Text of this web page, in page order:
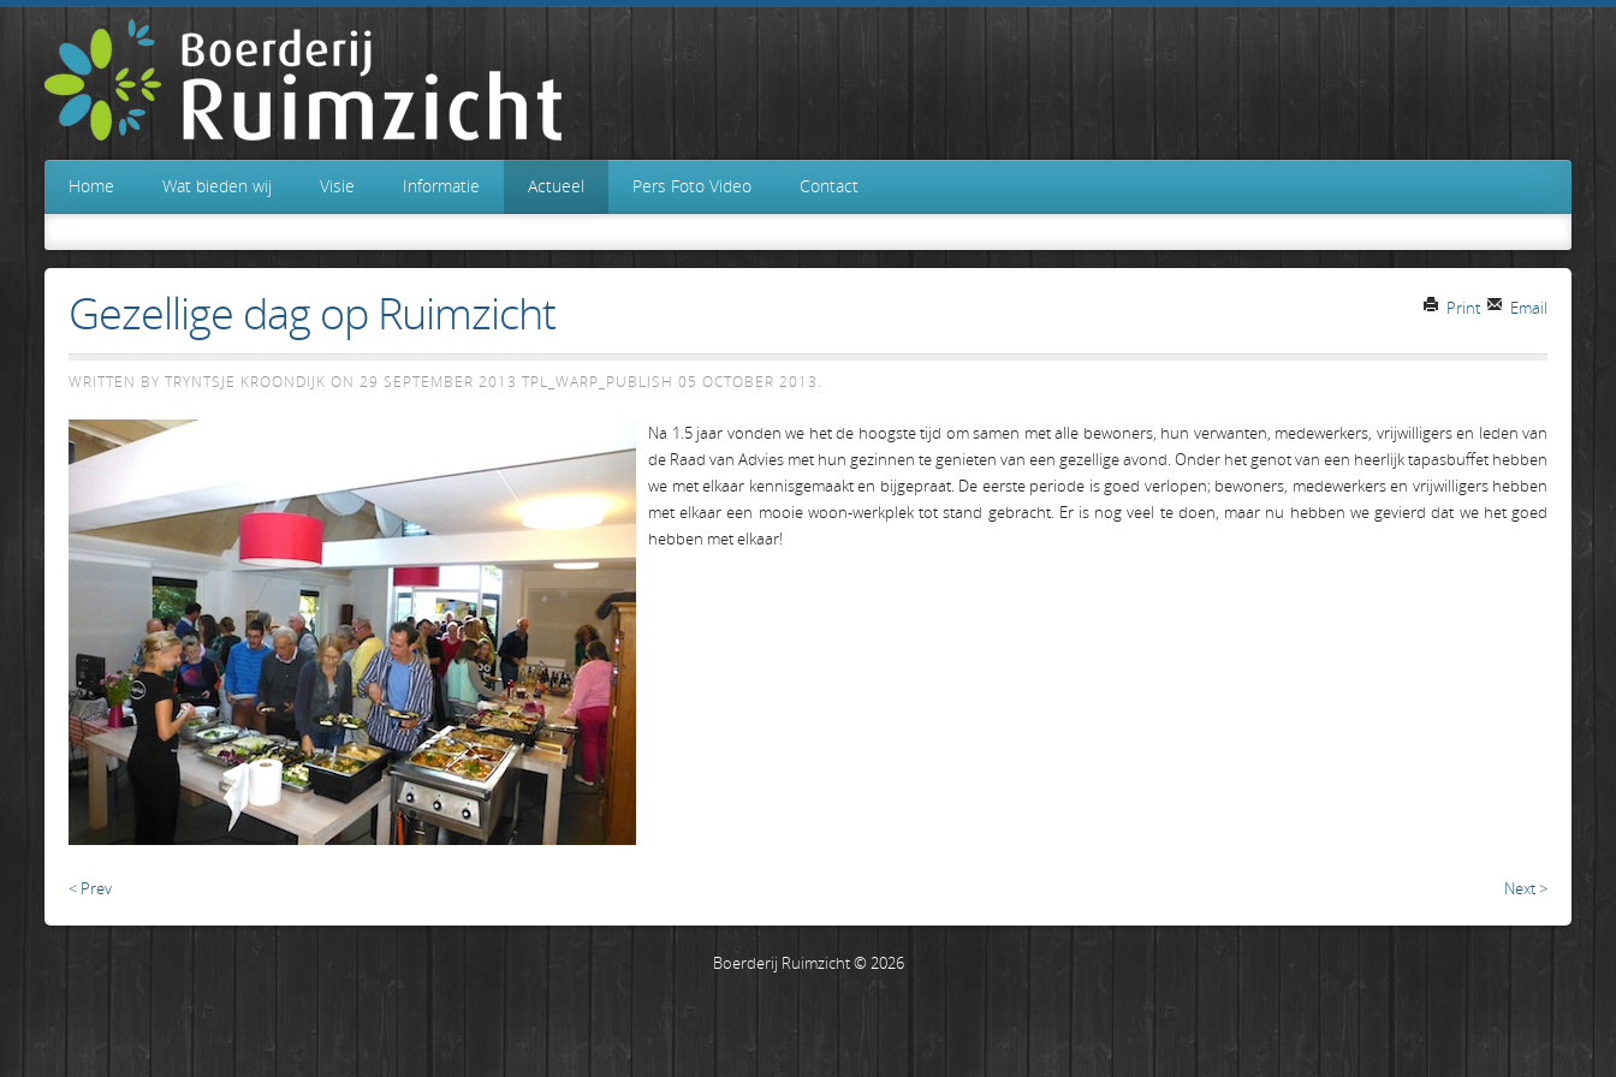
Home Wat bieden wij Visie Informatie Actueel Pers Foto Video Contact
Email
Print
Gezellige dag op Ruimzicht
WRITTEN BY TRYNTSJE KROONDIJK ON 29 SEPTEMBER 2013 TPL_WARP_PUBLISH 05 OCTOBER 2013.
Na 1.5 jaar vonden we het de hoogste tijd om samen met alle bewoners, hun verwanten, medewerkers, vrijwilligers en leden van
de Raad van Advies met hun gezinnen te genieten van een gezellige avond. Onder het genot van een heerlijk tapasbuffet hebben
we met elkaar kennisgemaakt en bijgepraat. De eerste periode is goed verlopen; bewoners, medewerkers en vrijwilligers hebben
met elkaar een mooie woon-werkplek tot stand gebracht. Er is nog veel te doen, maar nu hebben we gevierd dat we het goed
hebben met elkaar!
< Prev Next >
Boerderij Ruimzicht © 2026